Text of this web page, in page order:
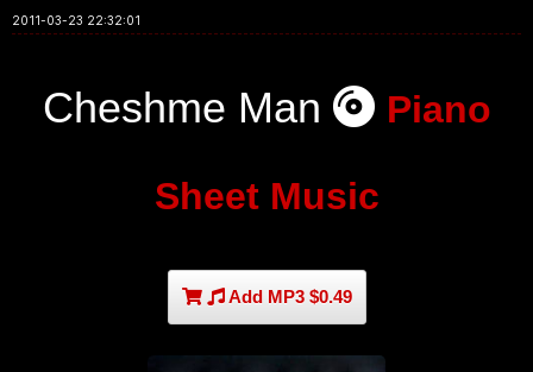
2011-03-23 22:32:01
Cheshme Man Piano
Sheet Music
Add MP3 $0.49